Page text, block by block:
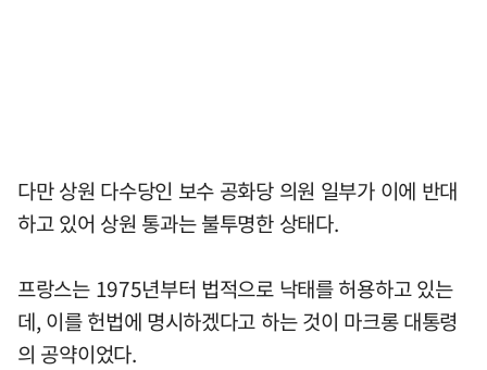
다만 상원 다수당인 보수 공화당 의원 일부가 이에 반대
하고 있어 상원 통과는 불투명한 상태다.
프랑스는 1975년부터 법적으로 낙태를 허용하고 있는
데, 이를 헌법에 명시하겠다고 하는 것이 마크롱 대통령
의 공약이었다.